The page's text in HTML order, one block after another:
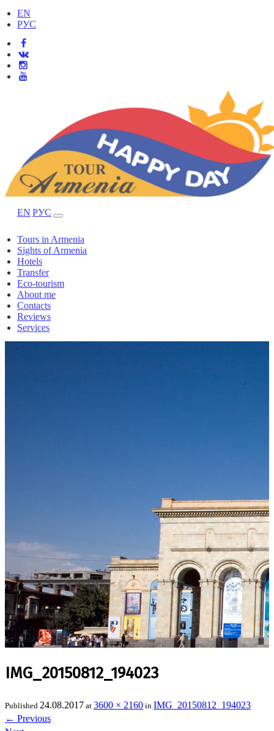
EN
РУС
EN РУС
Tours in Armenia
Sights of Armenia
Hotels
Transfer
Eco-tourism
About me
Contacts
Reviews
Services
IMG_20150812_194023
Published 24.08.2017 at 3600 × 2160 in IMG_20150812_194023
← Previous